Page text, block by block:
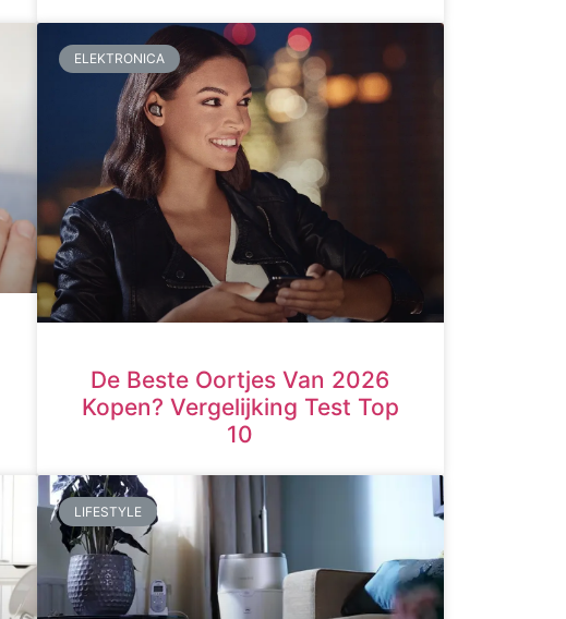
ELEKTRONICA
De Beste Oortjes Van 2026
Kopen? Vergelijking Test Top
10
LIFESTYLE